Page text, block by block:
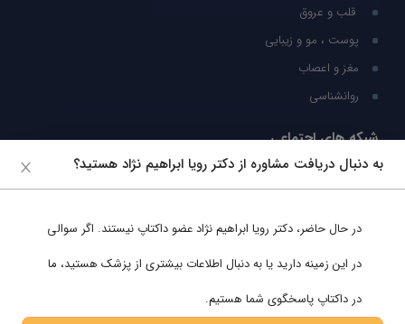
قلب و عروق
پوست ، مو و زیبایی
مغز و اعصاب
روانشناسی
شبکه های اجتماعی
ما را در شبکه های اجتماعی دنبال کنید
به دنبال دریافت مشاوره از دکتر رویا ابراهیم نژاد هستید؟
در حال حاضر، دکتر رویا ابراهیم نژادعضو داکتاپ نیستند. اگر سوالی
در این زمینه دارید یا به دنبال اطلاعات بیشتری از پزشک هستید، ما
در داکتاپ پاسخگوی شما هستیم.